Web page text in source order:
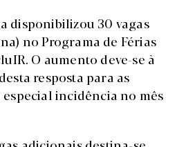
disponibilizou 30 vagas
no Programa de Férias
O aumento deve-se à
resposta para as
especial incidência no mês